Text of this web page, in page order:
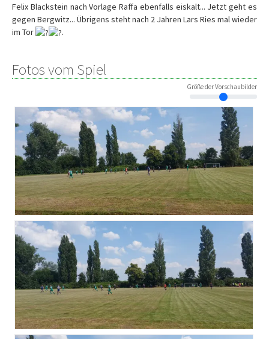
Felix Blackstein nach Vorlage Raffa ebenfalls eiskalt... Jetzt geht es
gegen Bergwitz... Übrigens steht nach 2 Jahren Lars Ries mal wieder
im Tor
.
Fotos vom Spiel
Größe der Vorschaubilder